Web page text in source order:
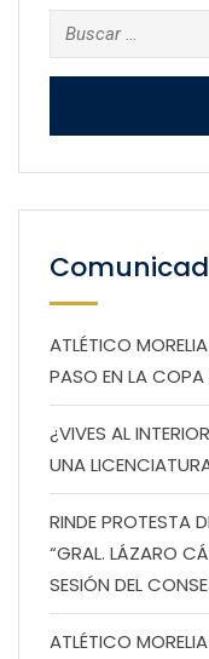
Buscar:
ATLÉTICO
PASO EN LA
¿VIVES AL
UNA
RINDE PROTESTA
“GRAL. LÁZARO
SESIÓN DEL
ATLÉTICO